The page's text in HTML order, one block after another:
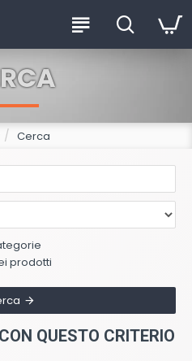
Cerca
prodotti
QUESTO CRITERIO